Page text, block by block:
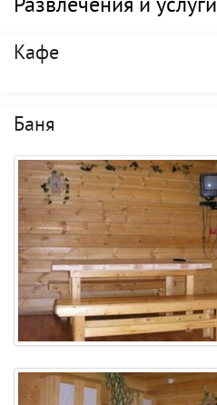
Развлечения и услуги
Кафе
Баня